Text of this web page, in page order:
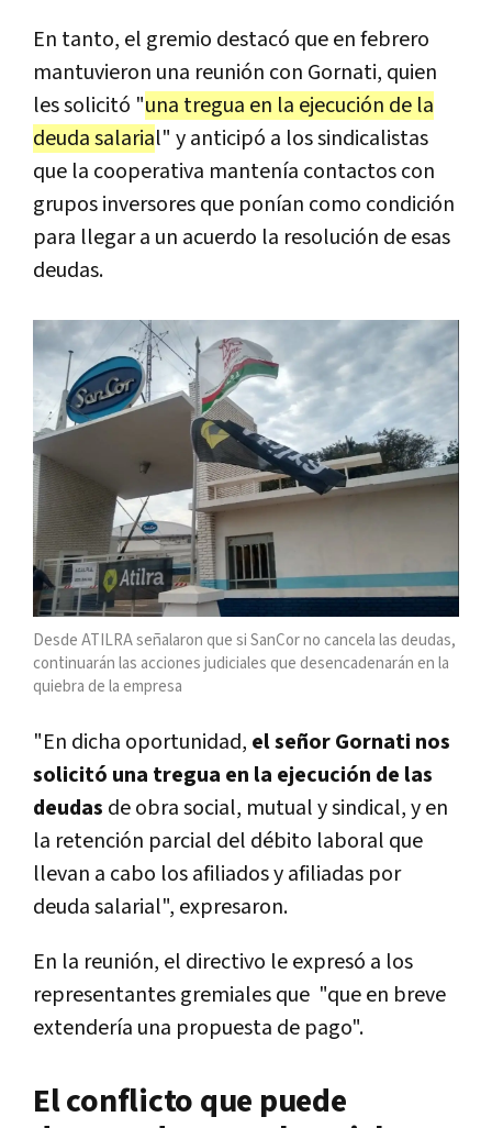
En tanto, el gremio destacó que en febrero
mantuvieron una reunión con Gornati, quien
les solicitó "una tregua en la ejecución de la
deuda salarial" y anticipó a los sindicalistas
que la cooperativa mantenía contactos con
grupos inversores que ponían como condición
para llegar a un acuerdo la resolución de esas
deudas.
Desde ATILRA señalaron que si SanCor no cancela las deudas,
continuarán las acciones judiciales que desencadenarán en la
quiebra de la empresa
"En dicha oportunidad, el señor Gornati nos
solicitó una tregua en la ejecución de las
deudas de obra social, mutual y sindical, y en
la retención parcial del débito laboral que
llevan a cabo los afiliados y afiliadas por
deuda salarial", expresaron.
En la reunión, el directivo le expresó a los
representantes gremiales que "que en breve
extendería una propuesta de pago".
El conflicto que puede